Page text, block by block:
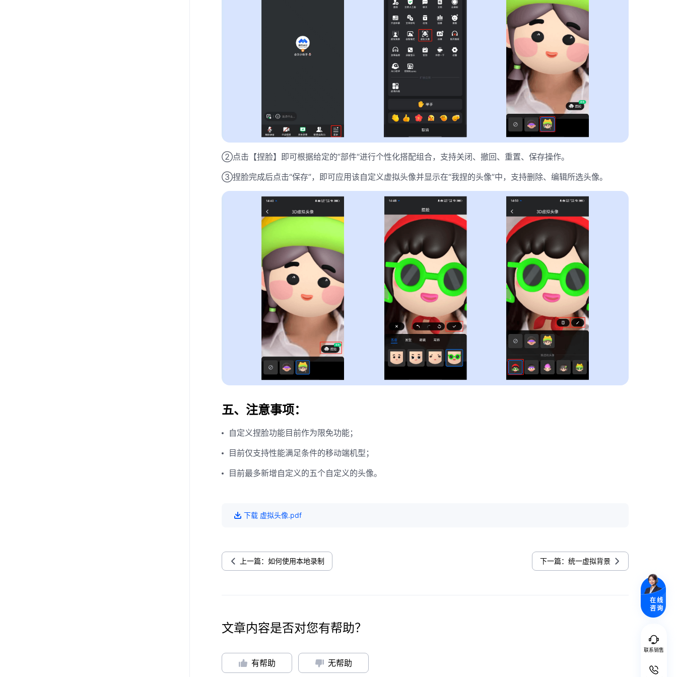
在线
咨询
联系销售
②点击【捏脸】即可根据给定的”部件“进行个性化搭配组合，支持关闭、撤回、重置、保存操作。
③捏脸完成后点击“保存”，即可应用该自定义虚拟头像并显示在“我捏的头像”中，支持删除、编辑所选头像。
五、注意事项：
自定义捏脸功能目前作为限免功能；
目前仅支持性能满足条件的移动端机型；
目前最多新增自定义的五个自定义的头像。
下载 虚拟头像.pdf
上一篇：如何使用本地录制 下一篇：统一虚拟背景
文章内容是否对您有帮助？
有帮助 无帮助